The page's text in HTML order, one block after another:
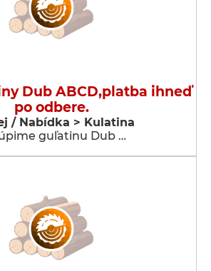
Dub ABCD,platba ihneď
po odbere.
/ Nabídka > Kulatina
guľatinu Dub …